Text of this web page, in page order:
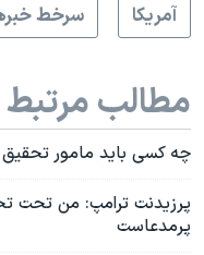
آمريکا
سرخط
مطالب مرتبط
چه کسی باید مامور
پرزیدنت ترامپ: من تحت
پرمدعاست